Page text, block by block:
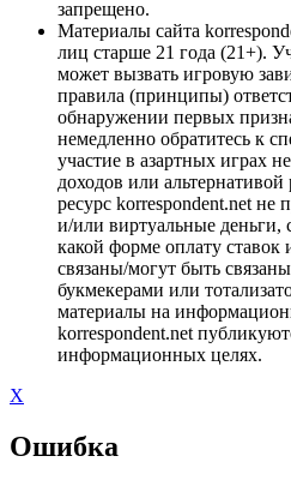
запрещено.
Материалы сайта
лиц старше 21 года (21+).
может вызвать игровую
правила (принципы)
обнаружении первых
немедленно обратитесь к
участие в азартных играх
доходов или
ресурс korrespondent.net не
и/или виртуальные деньги,
какой форме оплату
связаны/могут быть
букмекерами или
материалы на
korrespondent.net
информационных целях.
X
Ошибка